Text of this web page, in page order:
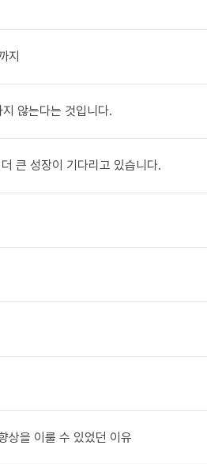
지
않는다는 것입니다.
큰 성장이 기다리고 있습니다.
을 이룰 수 있었던 이유